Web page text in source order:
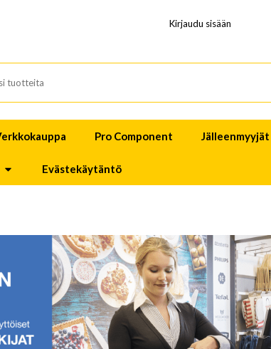
Kirjaudu sisään
Pro Component Jälleenmyyjät
Evästekäytäntö